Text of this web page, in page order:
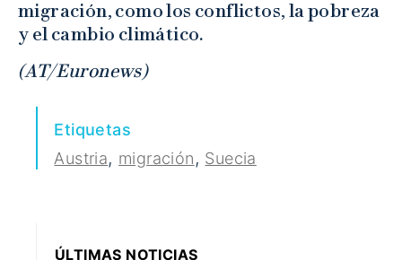
migración, como los conflictos, la pobreza
y el cambio climático.
(AT/Euronews)
Etiquetas
Austria, migración, Suecia
ÚLTIMAS NOTICIAS